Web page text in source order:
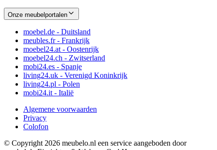
Onze meubelportalen
moebel.de - Duitsland
meubles.fr - Frankrijk
moebel24.at - Oostenrijk
moebel24.ch - Zwitserland
mobi24.es - Spanje
living24.uk - Verenigd Koninkrijk
living24.pl - Polen
mobi24.it - Italië
Algemene voorwaarden
Privacy
Colofon
© Copyright 2026 meubelo.nl een service aangeboden door